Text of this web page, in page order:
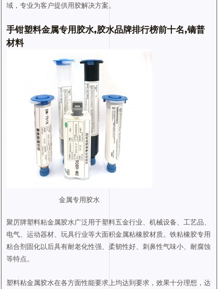
域，专业为客户提供用胶解决方案。
手钳塑料金属专用胶水,胶水品牌排行榜前十名,镝普
材料
金属专用胶水
聚厉牌塑料粘金属胶水广泛用于塑料五金行业、机械设备、工艺品、
电气、运动器材、玩具行业等大面积金属粘橡胶材质。铁粘橡胶专用
粘合剂固化以后具有耐老化性强、柔韧性好、刺鼻性气味小、耐腐蚀
等特点。
塑料粘金属胶水在各方面性能要求上均达到要求，效果十分理想，达